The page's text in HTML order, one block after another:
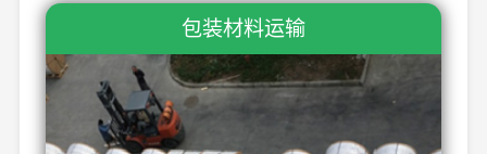
包装材料运输